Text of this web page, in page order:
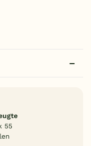
55